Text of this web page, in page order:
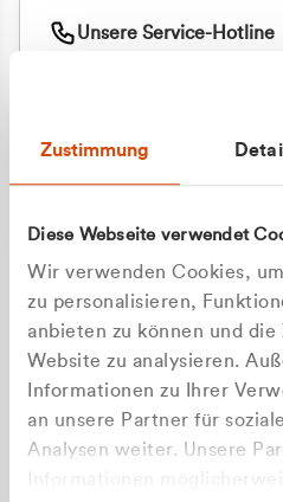
Zustimmung
Diese Webseite verwendet
Wir verwenden Cookies,
zu personalisieren,
anbieten zu können und
Website zu analysieren.
Informationen zu Ihrer
an unsere Partner für
Analysen weiter. Unsere
Unsere Service-Hotline
+49 177 8376058
Apilash